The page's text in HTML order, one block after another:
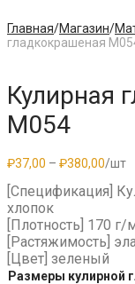
Главная/Магазин/
гладкокрашеная
Кулирная
M054
₽37,00 – ₽380,00/шт
[Спецификация]
хлопок
[Плотность] 170 г/
[Растяжимость]
[Цвет] зеленый
Размеры кулирной